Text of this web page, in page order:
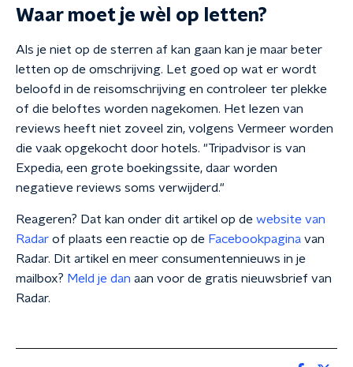
Waar moet je wèl op letten?
Als je niet op de sterren af kan gaan kan je maar beter
letten op de omschrijving. Let goed op wat er wordt
beloofd in de reisomschrijving en controleer ter plekke
of die beloftes worden nagekomen. Het lezen van
reviews heeft niet zoveel zin, volgens Vermeer worden
die vaak opgekocht door hotels. "Tripadvisor is van
Expedia, een grote boekingssite, daar worden
negatieve reviews soms verwijderd."
Reageren? Dat kan onder dit artikel op de website van
Radar of plaats een reactie op de Facebookpagina van
Radar. Dit artikel en meer consumentennieuws in je
mailbox? Meld je dan aan voor de gratis nieuwsbrief van
Radar.